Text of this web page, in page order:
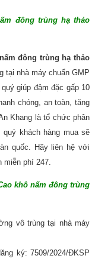
đông trùng hạ thảo
đông trùng hạ thảo
tại nhà máy chuẩn GMP
giúp đậm đặc gấp 10
chóng, an toàn, tăng
Khang là tổ chức phân
khách hàng mua sẽ
quốc. Hãy liên hệ với
phí 247.
khô nấm đông trùng
vô trùng tại nhà máy
ký: 7509/2024/ĐKSP